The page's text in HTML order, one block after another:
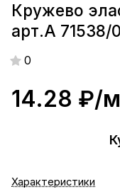
Кружево
арт.А 71538/
0
14.28 ₽/м
Характеристики